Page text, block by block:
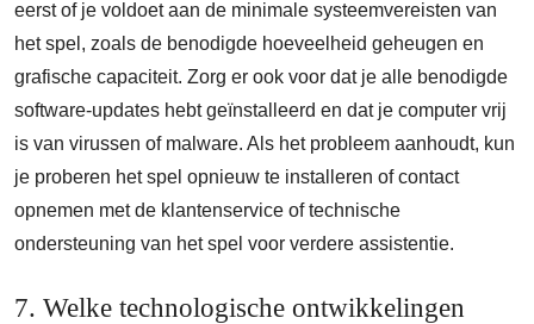
eerst of je voldoet aan de minimale systeemvereisten van
het spel, zoals de benodigde hoeveelheid geheugen en
grafische capaciteit. Zorg er ook voor dat je alle benodigde
software-updates hebt geïnstalleerd en dat je computer vrij
is van virussen of malware. Als het probleem aanhoudt, kun
je proberen het spel opnieuw te installeren of contact
opnemen met de klantenservice of technische
ondersteuning van het spel voor verdere assistentie.
7. Welke technologische ontwikkelingen